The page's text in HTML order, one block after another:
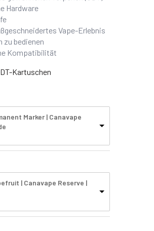
Hardware
Vape-Erlebnis
zu bedienen
Kompatibilität
Kartuschen
Marker | Canavape
| Canavape Reserve |